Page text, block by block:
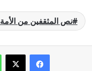
نص المثقفين من الأمة 3 ثانوي علمي
فيسبوك
‫X